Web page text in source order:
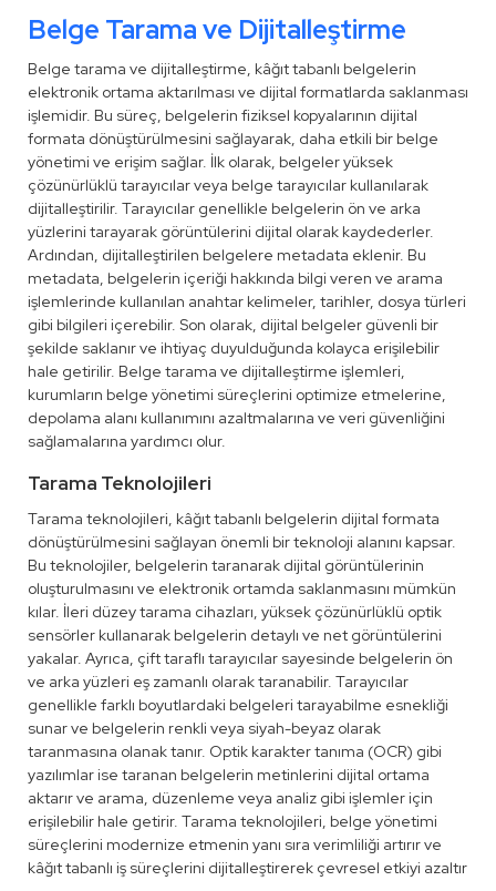
Belge Tarama ve Dijitalleştirme
Belge tarama ve dijitalleştirme, kâğıt tabanlı belgelerin
elektronik ortama aktarılması ve dijital formatlarda saklanması
işlemidir. Bu süreç, belgelerin fiziksel kopyalarının dijital
formata dönüştürülmesini sağlayarak, daha etkili bir belge
yönetimi ve erişim sağlar. İlk olarak, belgeler yüksek
çözünürlüklü tarayıcılar veya belge tarayıcılar kullanılarak
dijitalleştirilir. Tarayıcılar genellikle belgelerin ön ve arka
yüzlerini tarayarak görüntülerini dijital olarak kaydederler.
Ardından, dijitalleştirilen belgelere metadata eklenir. Bu
metadata, belgelerin içeriği hakkında bilgi veren ve arama
işlemlerinde kullanılan anahtar kelimeler, tarihler, dosya türleri
gibi bilgileri içerebilir. Son olarak, dijital belgeler güvenli bir
şekilde saklanır ve ihtiyaç duyulduğunda kolayca erişilebilir
hale getirilir. Belge tarama ve dijitalleştirme işlemleri,
kurumların belge yönetimi süreçlerini optimize etmelerine,
depolama alanı kullanımını azaltmalarına ve veri güvenliğini
sağlamalarına yardımcı olur.
Tarama Teknolojileri
Tarama teknolojileri, kâğıt tabanlı belgelerin dijital formata
dönüştürülmesini sağlayan önemli bir teknoloji alanını kapsar.
Bu teknolojiler, belgelerin taranarak dijital görüntülerinin
oluşturulmasını ve elektronik ortamda saklanmasını mümkün
kılar. İleri düzey tarama cihazları, yüksek çözünürlüklü optik
sensörler kullanarak belgelerin detaylı ve net görüntülerini
yakalar. Ayrıca, çift taraflı tarayıcılar sayesinde belgelerin ön
ve arka yüzleri eş zamanlı olarak taranabilir. Tarayıcılar
genellikle farklı boyutlardaki belgeleri tarayabilme esnekliği
sunar ve belgelerin renkli veya siyah-beyaz olarak
taranmasına olanak tanır. Optik karakter tanıma (OCR) gibi
yazılımlar ise taranan belgelerin metinlerini dijital ortama
aktarır ve arama, düzenleme veya analiz gibi işlemler için
erişilebilir hale getirir. Tarama teknolojileri, belge yönetimi
süreçlerini modernize etmenin yanı sıra verimliliği artırır ve
kâğıt tabanlı iş süreçlerini dijitalleştirerek çevresel etkiyi azaltır